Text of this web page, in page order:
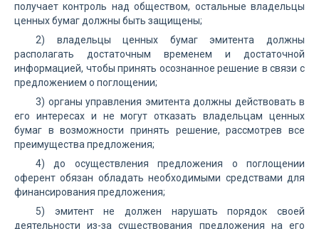
получает контроль над обществом, остальные владельцы
ценных бумаг должны быть защищены;
2) владельцы ценных бумаг эмитента должны
располагать достаточным временем и достаточной
информацией, чтобы принять осознанное решение в связи с
предложением о поглощении;
3) органы управления эмитента должны действовать в
его интересах и не могут отказать владельцам ценных
бумаг в возможности принять решение, рассмотрев все
преимущества предложения;
4) до осуществления предложения о поглощении
оферент обязан обладать необходимыми средствами для
финансирования предложения;
5) эмитент не должен нарушать порядок своей
деятельности из-за существования предложения на его